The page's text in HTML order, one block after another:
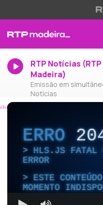
RTP Notícias (RTP
Madeira)
Emissão em
Notícias
ERRO
HLS.JS FATAL
ERROR
ESTE
MOMENTO